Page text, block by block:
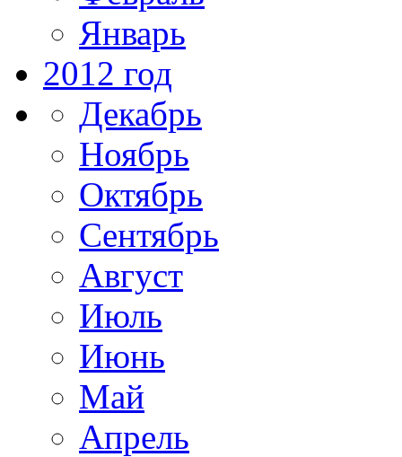
Январь
2012 год
Декабрь
Ноябрь
Октябрь
Сентябрь
Август
Июль
Июнь
Май
Апрель